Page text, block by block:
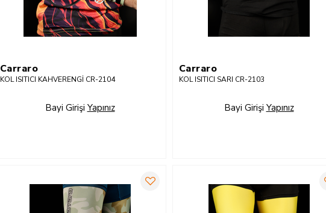
Carraro
KOL ISITICI KAHVERENGİ CR-2104
Bayi Girişi Yapınız
Carraro
KOL ISITICI SARI CR-2103
Bayi Girişi Yapınız